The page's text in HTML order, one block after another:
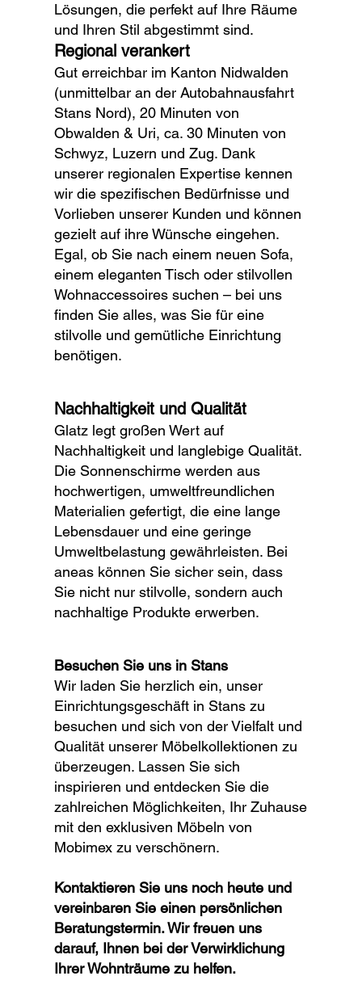
Lösungen, die perfekt auf Ihre Räume
und Ihren Stil abgestimmt sind.
Regional verankert
Gut erreichbar im Kanton Nidwalden
(unmittelbar an der Autobahnausfahrt
Stans Nord), 20 Minuten von
Obwalden & Uri, ca. 30 Minuten von
Schwyz, Luzern und Zug. Dank
unserer regionalen Expertise kennen
wir die spezifischen Bedürfnisse und
Vorlieben unserer Kunden und können
gezielt auf ihre Wünsche eingehen.
Egal, ob Sie nach einem neuen Sofa,
einem eleganten Tisch oder stilvollen
Wohnaccessoires suchen – bei uns
finden Sie alles, was Sie für eine
stilvolle und gemütliche Einrichtung
benötigen.
Nachhaltigkeit und Qualität
Glatz legt großen Wert auf
Nachhaltigkeit und langlebige Qualität.
Die Sonnenschirme werden aus
hochwertigen, umweltfreundlichen
Materialien gefertigt, die eine lange
Lebensdauer und eine geringe
Umweltbelastung gewährleisten. Bei
aneas können Sie sicher sein, dass
Sie nicht nur stilvolle, sondern auch
nachhaltige Produkte erwerben.
Besuchen Sie uns in Stans
Wir laden Sie herzlich ein, unser
Einrichtungsgeschäft in Stans zu
besuchen und sich von der Vielfalt und
Qualität unserer Möbelkollektionen zu
überzeugen. Lassen Sie sich
inspirieren und entdecken Sie die
zahlreichen Möglichkeiten, Ihr Zuhause
mit den exklusiven Möbeln von
Mobimex zu verschönern.
Kontaktieren Sie uns noch heute und
vereinbaren Sie einen persönlichen
Beratungstermin. Wir freuen uns
darauf, Ihnen bei der Verwirklichung
Ihrer Wohnträume zu helfen.